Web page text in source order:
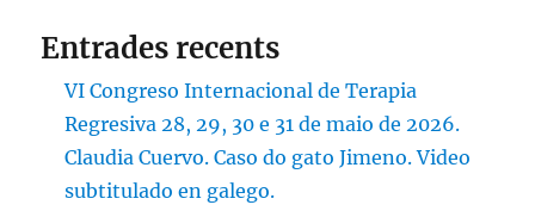
Entrades recents
VI Congreso Internacional de Terapia
Regresiva 28, 29, 30 e 31 de maio de 2026.
Claudia Cuervo. Caso do gato Jimeno. Video
subtitulado en galego.